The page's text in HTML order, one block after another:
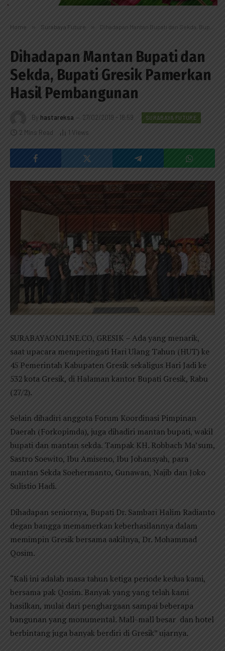
Home » Surabaya Future » Dihadapan Mantan Bupati dan Sekda, Bupati Gresik Pamerkan Hasil Pembangunan
Dihadapan Mantan Bupati dan
Sekda, Bupati Gresik Pamerkan
Hasil Pembangunan
By hastareksa 27/02/2019 - 18:59 SURABAYA FUTURE
2 Mins Read 1 Views
SURABAYAONLINE.CO, GRESIK – Ada yang menarik,
saat upacara memperingati Hari Ulang Tahun (HUT) ke
45 Pemerintah Kabupaten Gresik sekaligus Hari Jadi ke
532 kota Gresik, di Halaman kantor Bupati Gresik, Rabu
(27/2).
Selain dihadiri anggota Forum Koordinasi Pimpinan
Daerah (Forkopimda), juga dihadiri mantan bupati, wakil
bupati dan mantan sekda. Tampak KH. Robbach Ma’sum,
Sastro Soewito, Ibu Amiseno, Ibu Johansyah, para
mantan Sekda Soehermanto, Gunawan, Najib dan Joko
Sulistio Hadi.
Dihadapan seniornya, Bupati Dr. Sambari Halim Radianto
degan bangga memamerkan keberhasilannya dalam
memimpin Gresik bersama aakilnya, Dr. Mohammad
Qosim.
“Kali ini adalah masa tahun ketiga periode kedua kami,
bersama pak Qosim. Banyak yang yang telah kami
hasilkan, mulai dari penghargaan sampai beberapa
bangunan yang monumental. Mall-mall besar dan hotel
berbintang juga banyak berdiri di Gresik” ujarnya.